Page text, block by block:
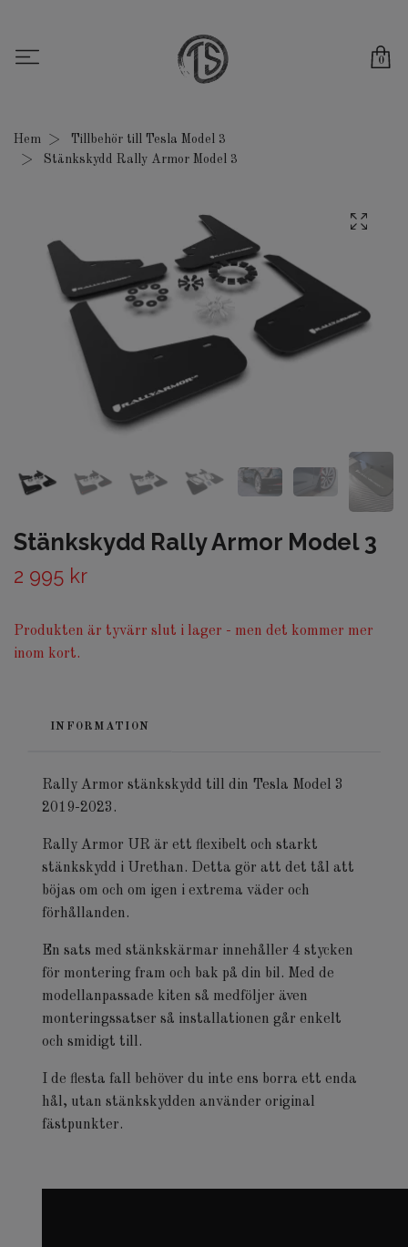
0
Hem
Tillbehör till Tesla Model 3
Stänkskydd Rally Armor Model 3
Stänkskydd Rally Armor Model 3
2 995 kr
Produkten är tyvärr slut i lager - men det kommer mer
inom kort.
INFORMATION
Rally Armor stänkskydd till din Tesla Model 3
2019-2023.
Rally Armor UR är ett flexibelt och starkt
stänkskydd i Urethan. Detta gör att det tål att
böjas om och om igen i extrema väder och
förhållanden.
En sats med stänkskärmar innehåller 4 stycken
för montering fram och bak på din bil. Med de
modellanpassade kiten så medföljer även
monteringssatser så installationen går enkelt
och smidigt till.
I de flesta fall behöver du inte ens borra ett enda
hål, utan stänkskydden använder original
fästpunkter.